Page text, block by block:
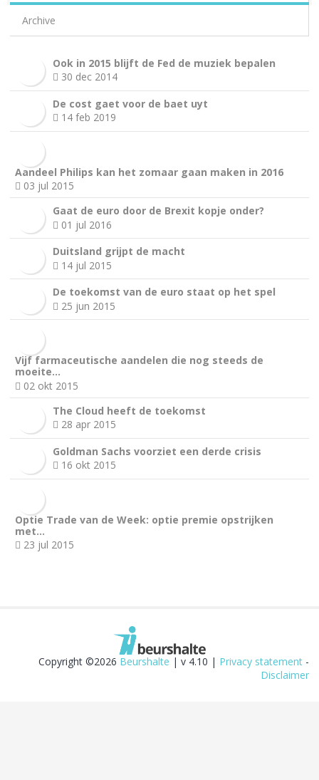
Archive
Ook in 2015 blijft de Fed de muziek bepalen
30 dec 2014
De cost gaet voor de baet uyt
14 feb 2019
Aandeel Philips kan het zomaar gaan maken in 2016
03 jul 2015
Gaat de euro door de Brexit kopje onder?
01 jul 2016
Duitsland grijpt de macht
14 jul 2015
De toekomst van de euro staat op het spel
25 jun 2015
Vijf farmaceutische aandelen die nog steeds de
moeite…
02 okt 2015
The Cloud heeft de toekomst
28 apr 2015
Goldman Sachs voorziet een derde crisis
16 okt 2015
Optie Trade van de Week: optie premie opstrijken
met…
23 jul 2015
Copyright ©2026 Beurshalte | v 4.10 | Privacy statement -
Disclaimer